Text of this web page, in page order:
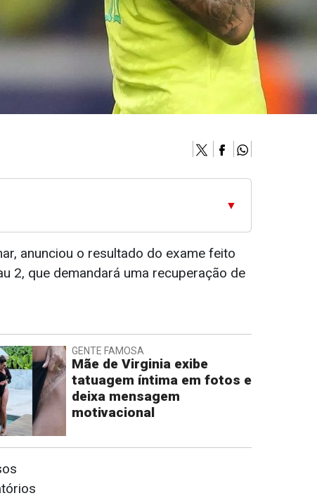
▼
anunciou o resultado do exame feito
2, que demandará uma recuperação de
GENTE FAMOSA
Mãe de Virginia exibe
tatuagem íntima em fotos e
deixa mensagem
motivacional